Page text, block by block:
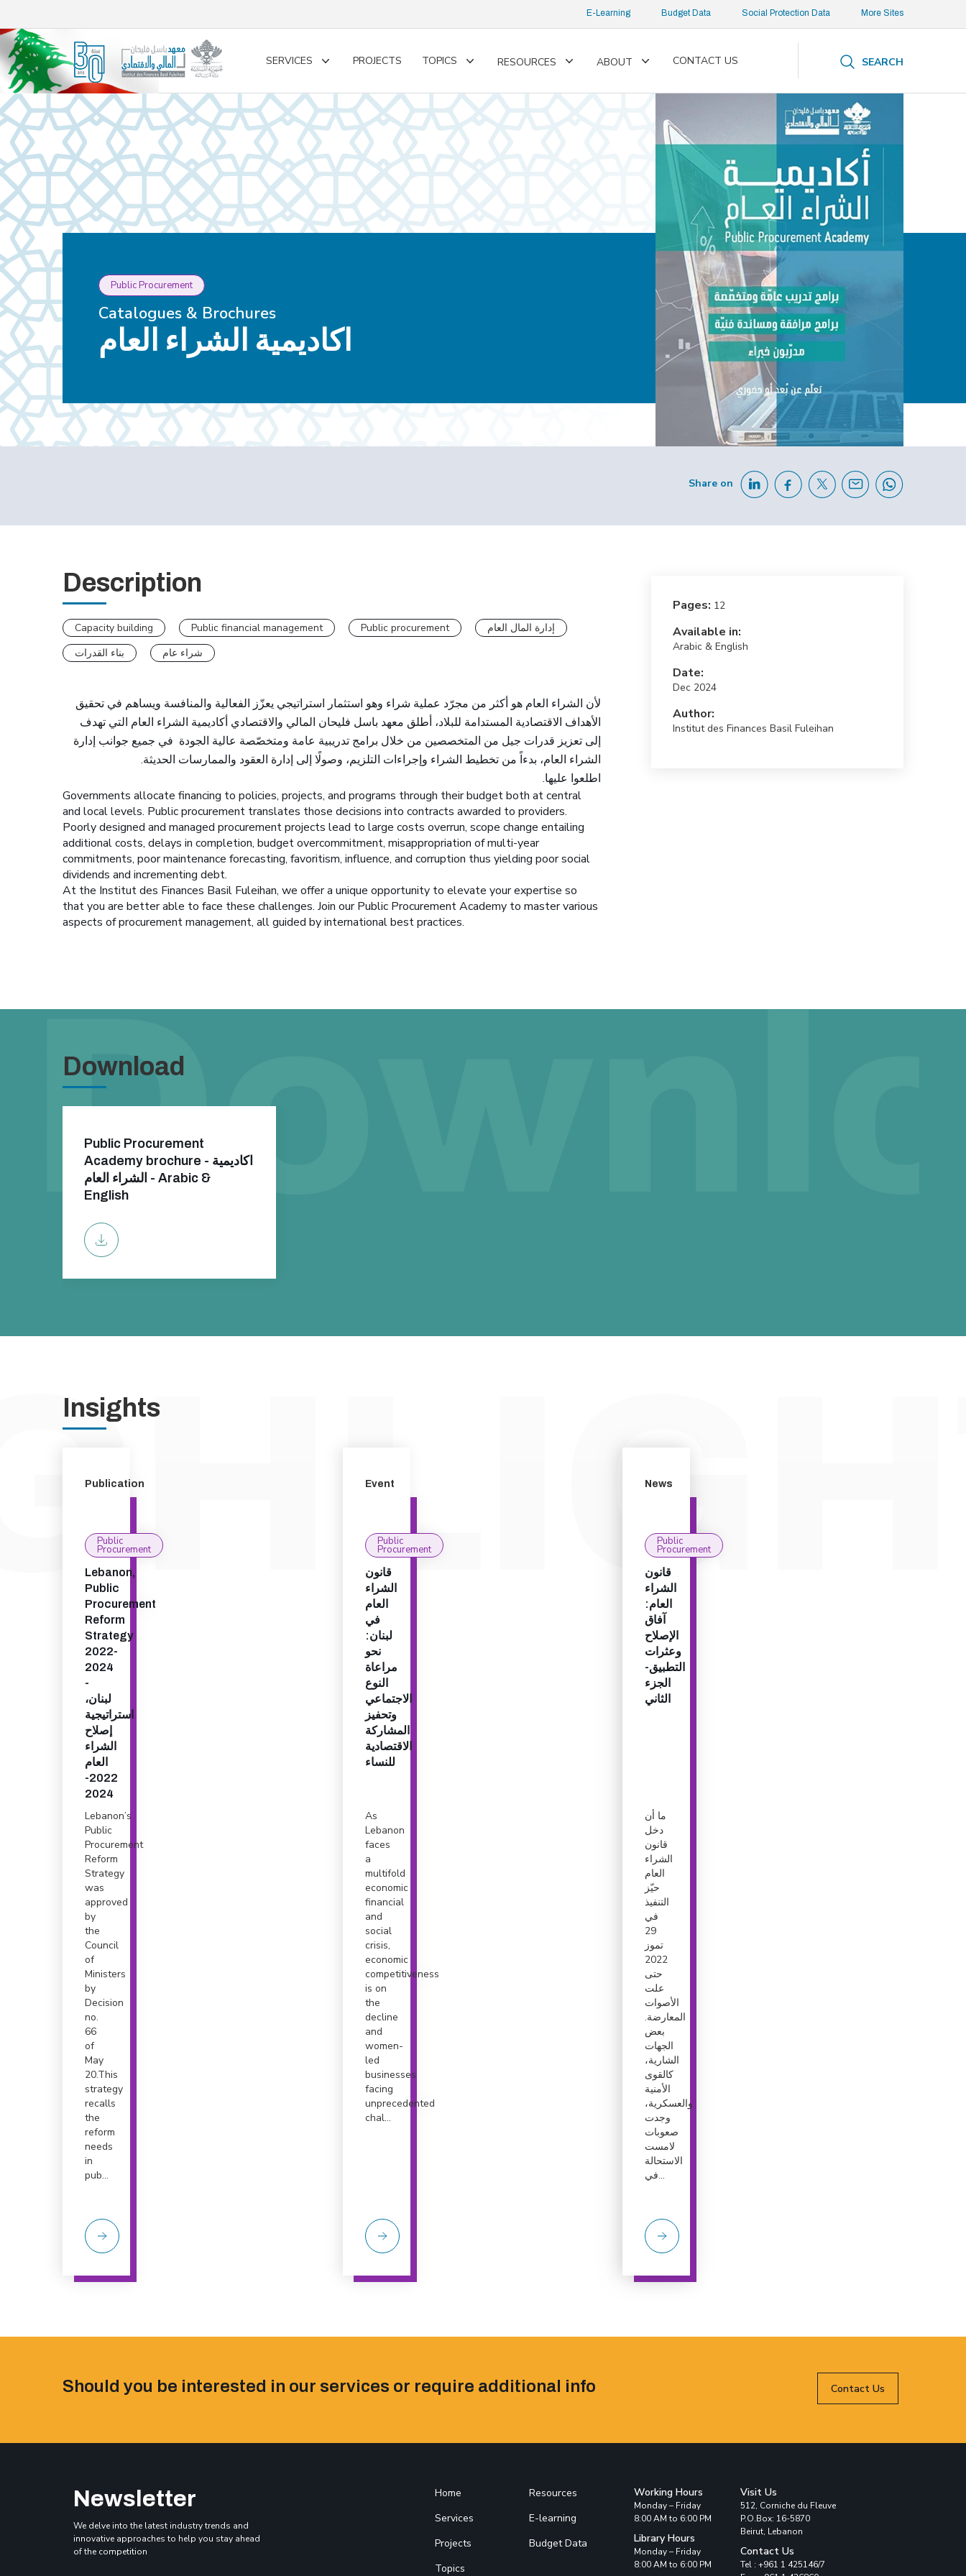
E-Learning Budget Data Social Protection Data More Sites
SERVICES
Toggle
PROJECTS TOPICS
ToggleRESOURCES
ToggleABOUT
Toggle
CONTACT US SEARCH
Public Procurement
Catalogues & Brochures
اكاديمية الشراء العام
Share on
Description
Capacity building Public financial management Public procurement
إدارة المال العام
بناء القدرات
شراء عام
لأن الشراء العام هو أكثر من مجرّد عملية شراء وهو استثمار استراتيجي يعزّز الفعالية والمنافسة ويساهم في تحقيق
الأهداف الاقتصادية المستدامة للبلاد، أطلق معهد باسل فليحان المالي والاقتصادي أكاديمية الشراء العام التي تهدف
إلى تعزيز قدرات جيل من المتخصصين من خلال برامج تدريبية عامة ومتخصّصة عالية الجودة في جميع جوانب إدارة
الشراء العام، بدءاً من تخطيط الشراء وإجراءات التلزيم، وصولًا إلى إدارة العقود والممارسات الحديثة.
اطلعوا عليها.
Governments allocate financing to policies, projects, and programs through their budget both at central
and local levels. Public procurement translates those decisions into contracts awarded to providers.
Poorly designed and managed procurement projects lead to large costs overrun, scope change entailing
additional costs, delays in completion, budget overcommitment, misappropriation of multi-year
commitments, poor maintenance forecasting, favoritism, influence, and corruption thus yielding poor social
dividends and incrementing debt.
At the Institut des Finances Basil Fuleihan, we offer a unique opportunity to elevate your expertise so
that you are better able to face these challenges. Join our Public Procurement Academy to master various
aspects of procurement management, all guided by international best practices.
Pages: 12
Available in:
Arabic & English
Date:
Dec 2024
Author:
Institut des Finances Basil Fuleihan
Download
Public Procurement
Academy brochure - اكاديمية
الشراء العام - Arabic &
English
Insights
Publication
Public
Procurement
Lebanon,
Public
Procurement
Reform
Strategy
2022-
2024
-
لبنان،
استراتيجية
إصلاح
الشراء
العام
2022-
2024
Lebanon’s
Public
Procurement
Reform
Strategy
was
approved
by
the
Council
of
Ministers
by
Decision
no.
66
of
May
20.This
strategy
recalls
the
reform
needs
in
pub...
Event
Public
Procurement
قانون
الشراء
العام
في
لبنان:
نحو
مراعاة
النوع
الاجتماعي
وتحفيز
المشاركة
الاقتصادية
للنساء
As
Lebanon
faces
a
multifold
economic
financial
and
social
crisis,
economic
competitiveness
is on
the
decline
and
women-
led
businesses
facing
unprecedented
chal...
News
Public
Procurement
قانون
الشراء
العام:
آفاق
الإصلاح
وعثرات
التطبيق-
الجزء
الثاني
ما أن
دخل
قانون
الشراء
العام
حيّز
التنفيذ
في
29
تموز
2022
حتى
علت
الأصوات
المعارضة.
بعض
الجهات
الشارية،
كالقوى
الأمنية
والعسكرية،
وجدت
صعوبات
لامست
الاستحالة
في...
Should you be interested in our services or require additional info Contact Us
Newsletter
We delve into the latest industry trends and
innovative approaches to help you stay ahead
of the competition
Home
Services
Projects
Topics
Resources
E-learning
Budget Data
Working Hours
Monday – Friday
8:00 AM to 6:00 PM
Library Hours
Monday – Friday
8:00 AM to 6:00 PM
Visit Us
512, Corniche du Fleuve
P.O.Box: 16-5870
Beirut, Lebanon
Contact Us
Tel : +961 1 425146/7